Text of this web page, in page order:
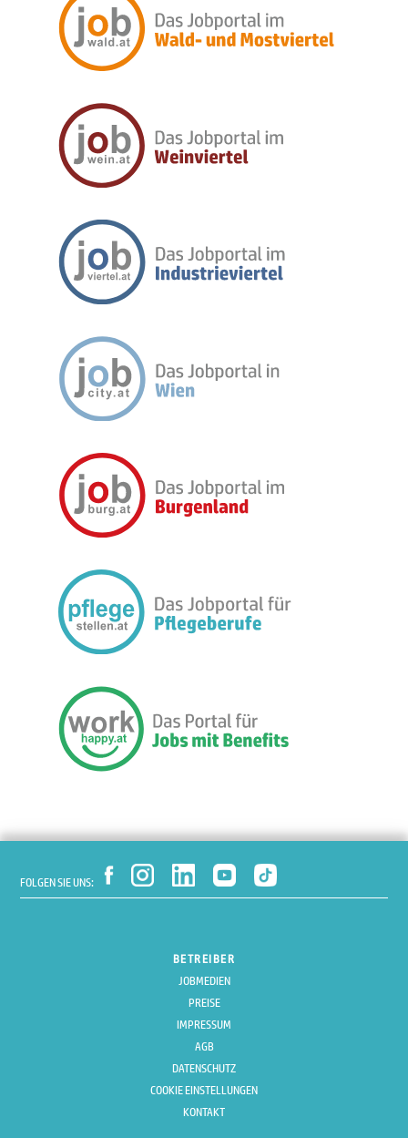
FOLGEN SIE UNS:
BETREIBER
JOBMEDIEN
PREISE
IMPRESSUM
AGB
DATENSCHUTZ
COOKIE EINSTELLUNGEN
KONTAKT